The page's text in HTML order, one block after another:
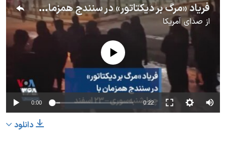
فریاد «مرگ بر دیکتاتور» در سنندج همزمان با چهارشنبه‌سوری – ۲۳ اسفند
از صدای آمریکا
No media source currently available
0:00 0:22
دانلود